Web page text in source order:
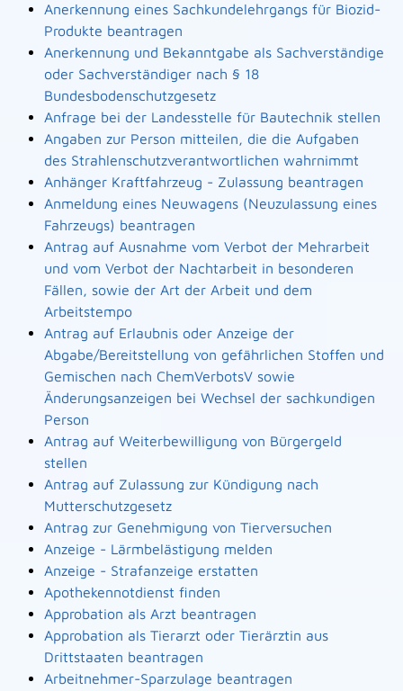
Anerkennung eines Sachkundelehrgangs für Biozid-
Produkte beantragen
Anerkennung und Bekanntgabe als Sachverständige
oder Sachverständiger nach § 18
Bundesbodenschutzgesetz
Anfrage bei der Landesstelle für Bautechnik stellen
Angaben zur Person mitteilen, die die Aufgaben
des Strahlenschutzverantwortlichen wahrnimmt
Anhänger Kraftfahrzeug - Zulassung beantragen
Anmeldung eines Neuwagens (Neuzulassung eines
Fahrzeugs) beantragen
Antrag auf Ausnahme vom Verbot der Mehrarbeit
und vom Verbot der Nachtarbeit in besonderen
Fällen, sowie der Art der Arbeit und dem
Arbeitstempo
Antrag auf Erlaubnis oder Anzeige der
Abgabe/Bereitstellung von gefährlichen Stoffen und
Gemischen nach ChemVerbotsV sowie
Änderungsanzeigen bei Wechsel der sachkundigen
Person
Antrag auf Weiterbewilligung von Bürgergeld
stellen
Antrag auf Zulassung zur Kündigung nach
Mutterschutzgesetz
Antrag zur Genehmigung von Tierversuchen
Anzeige - Lärmbelästigung melden
Anzeige - Strafanzeige erstatten
Apothekennotdienst finden
Approbation als Arzt beantragen
Approbation als Tierarzt oder Tierärztin aus
Drittstaaten beantragen
Arbeitnehmer-Sparzulage beantragen